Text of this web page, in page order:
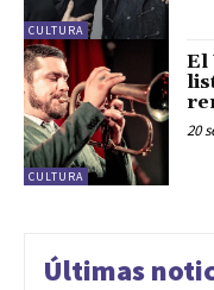
CULTURA
CULTURA
El
20
Últimas